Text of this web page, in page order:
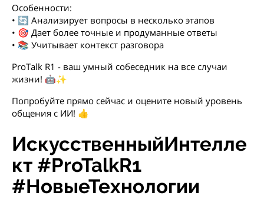
Особенности:
• 🔄 Анализирует вопросы в несколько этапов
• 🎯 Дает более точные и продуманные ответы
• 📚 Учитывает контекст разговора
ProTalk R1 - ваш умный собеседник на все случаи
жизни! 🤖✨
Попробуйте прямо сейчас и оцените новый уровень
общения с ИИ! 👍
ИскусственныйИнтелле
кт #ProTalkR1
#НовыеТехнологии